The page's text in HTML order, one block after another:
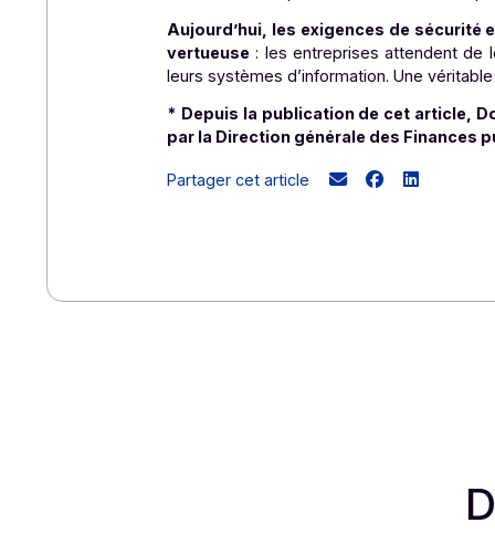
Si l’obtention de la norme ISO
en plus pressantes du marché
interlocuteurs que nous
niveau de qualité, sécurité et
et aussi un marqueur de notre
Aujourd’hui, les exigences de